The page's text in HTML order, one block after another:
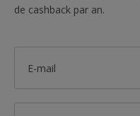
de cashback par an.
E-mail